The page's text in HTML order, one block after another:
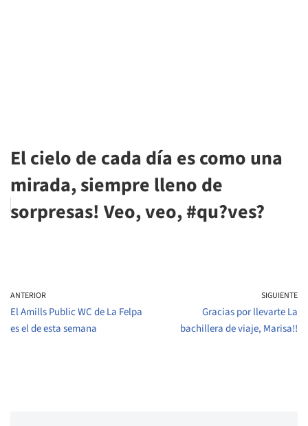
El cielo de cada día es como una
mirada, siempre lleno de
sorpresas! Veo, veo, #qu?ves?
ANTERIOR
El Amills Public WC de La Felpa
es el de esta semana
SIGUIENTE
Gracias por llevarte La
bachillera de viaje, Marisa!!